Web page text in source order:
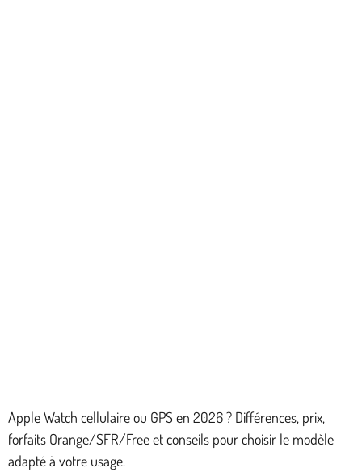
Apple Watch cellulaire ou GPS en 2026 ? Différences, prix,
forfaits Orange/SFR/Free et conseils pour choisir le modèle
adapté à votre usage.